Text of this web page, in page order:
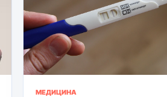
МЕДИЦИНА